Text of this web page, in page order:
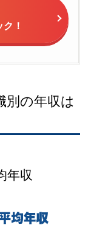
！
別の年収は
年収